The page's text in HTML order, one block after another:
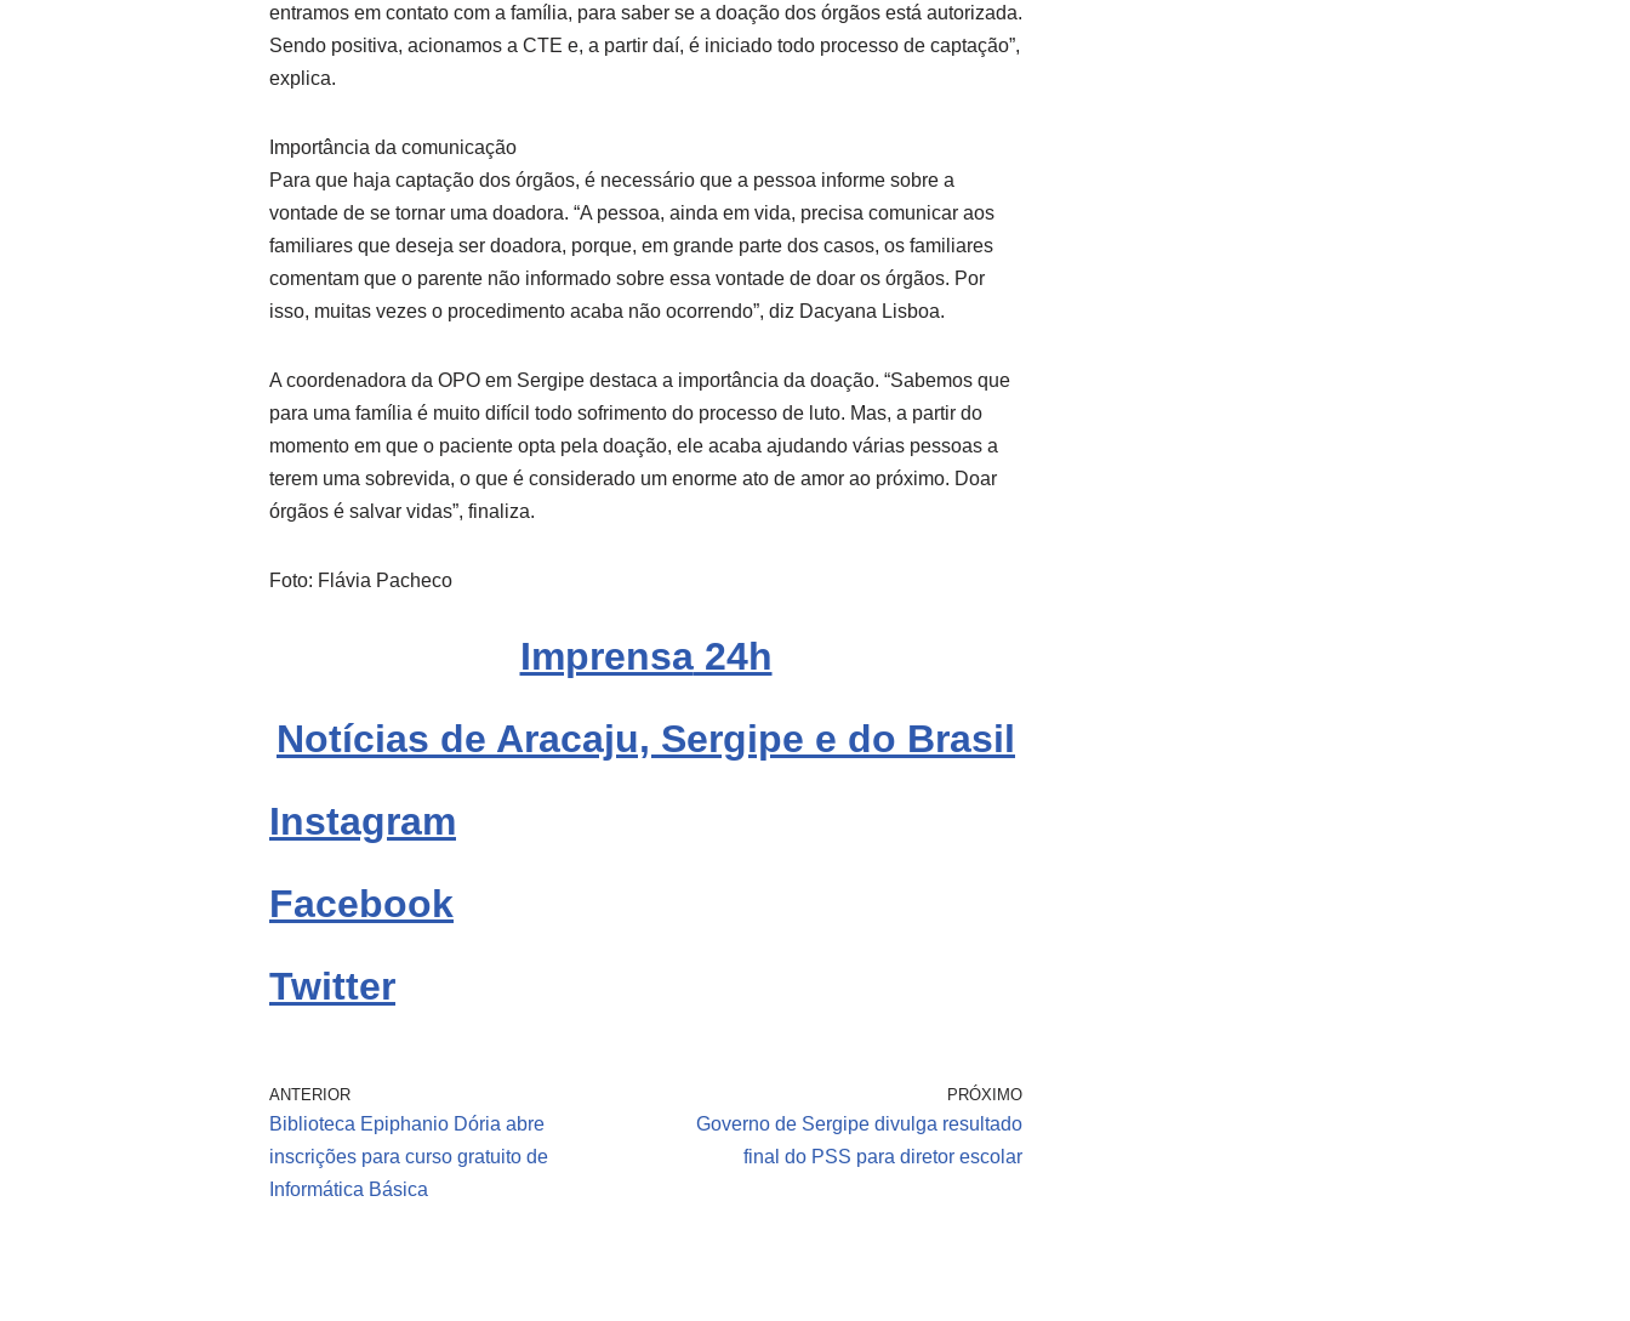
entramos em contato com a família, para saber se a doação dos órgãos está autorizada.
Sendo positiva, acionamos a CTE e, a partir daí, é iniciado todo processo de captação”,
explica.
Importância da comunicação
Para que haja captação dos órgãos, é necessário que a pessoa informe sobre a
vontade de se tornar uma doadora. “A pessoa, ainda em vida, precisa comunicar aos
familiares que deseja ser doadora, porque, em grande parte dos casos, os familiares
comentam que o parente não informado sobre essa vontade de doar os órgãos. Por
isso, muitas vezes o procedimento acaba não ocorrendo”, diz Dacyana Lisboa.
A coordenadora da OPO em Sergipe destaca a importância da doação. “Sabemos que
para uma família é muito difícil todo sofrimento do processo de luto. Mas, a partir do
momento em que o paciente opta pela doação, ele acaba ajudando várias pessoas a
terem uma sobrevida, o que é considerado um enorme ato de amor ao próximo. Doar
órgãos é salvar vidas”, finaliza.
Foto: Flávia Pacheco
Imprensa24h
Notícias de Aracaju, Sergipe e do Brasil
Instagram
Facebook
Twitter
ANTERIOR
Biblioteca Epiphanio Dória abre
inscrições para curso gratuito de
Informática Básica
PRÓXIMO
Governo de Sergipe divulga resultado
final do PSS para diretor escolar